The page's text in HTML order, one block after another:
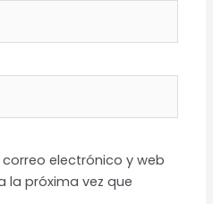
electrónico y web
la próxima vez que